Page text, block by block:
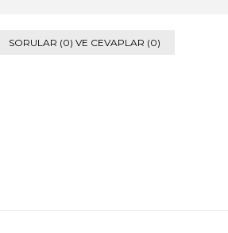
SORULAR (0) VE CEVAPLAR (0)